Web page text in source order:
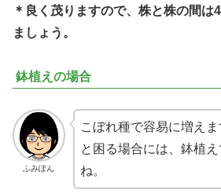
＊ 良く 茂りますので、株と株の間は
ましょう。
鉢植えの場合
ふみぽん
こぼれ種で容易に増え
と困る場合には、鉢植
ね。